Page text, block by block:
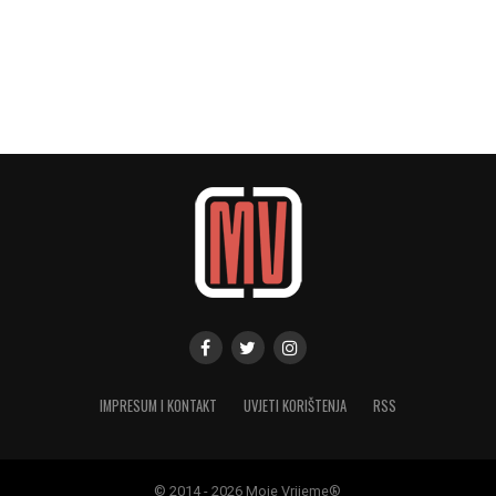
IMPRESUM I KONTAKT UVJETI KORIŠTENJA RSS
© 2014 - 2026 Moje Vrijeme®